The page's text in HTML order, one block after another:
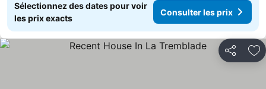
Sélectionnez des dates pour voir
les prix exacts
Consulter les prix
Partager